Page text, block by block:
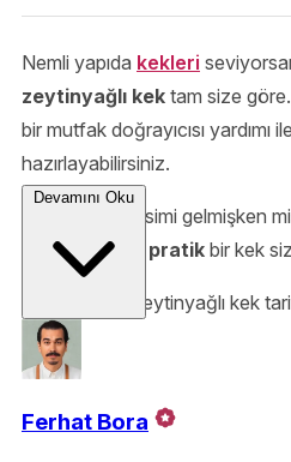
Nemli yapıda kekleri
zeytinyağlı kek tam size
bir mutfak doğrayıcısı yardımı ile
hazırlayabilirsiniz.
mevsimi gelmişken
dolgun ve çok pratik bir kek
Bu portakallı zeytinyağlı kek
Devamını Oku
Ferhat Bora